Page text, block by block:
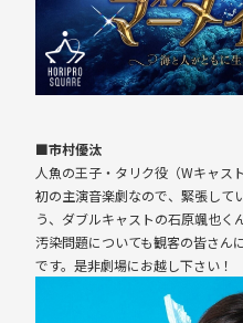
■市村優汰
人魚の王子・タリク役（Wキャスト
初の主演音楽劇なので、緊張して
う、ダブルキャストの石原颯也く
汚染問題についても観客の皆さん
です。是非劇場にお越し下さい！